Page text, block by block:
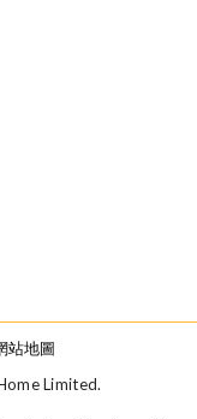
站地圖
Limited.